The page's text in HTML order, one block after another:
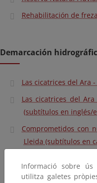
Rehabilitación de
Demarcación
Las cicatrices del Ara
Las cicatrices del
(subtítulos en inglés/
Comprometidos con
Lleida (subtítulos en
Conocer para
Ebro
Informació sobre
utilitza galetes